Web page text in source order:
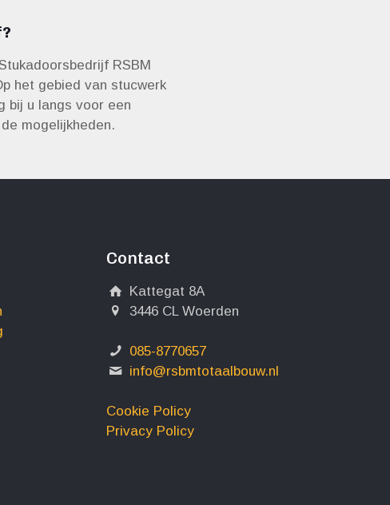
RSBM
het gebied van stucwerk
bij u langs voor een
mogelijkheden.
Contact
Kattegat 8A
3446 CL Woerden
085-8770657
info@rsbmtotaalbouw.nl
Cookie Policy
Privacy Policy